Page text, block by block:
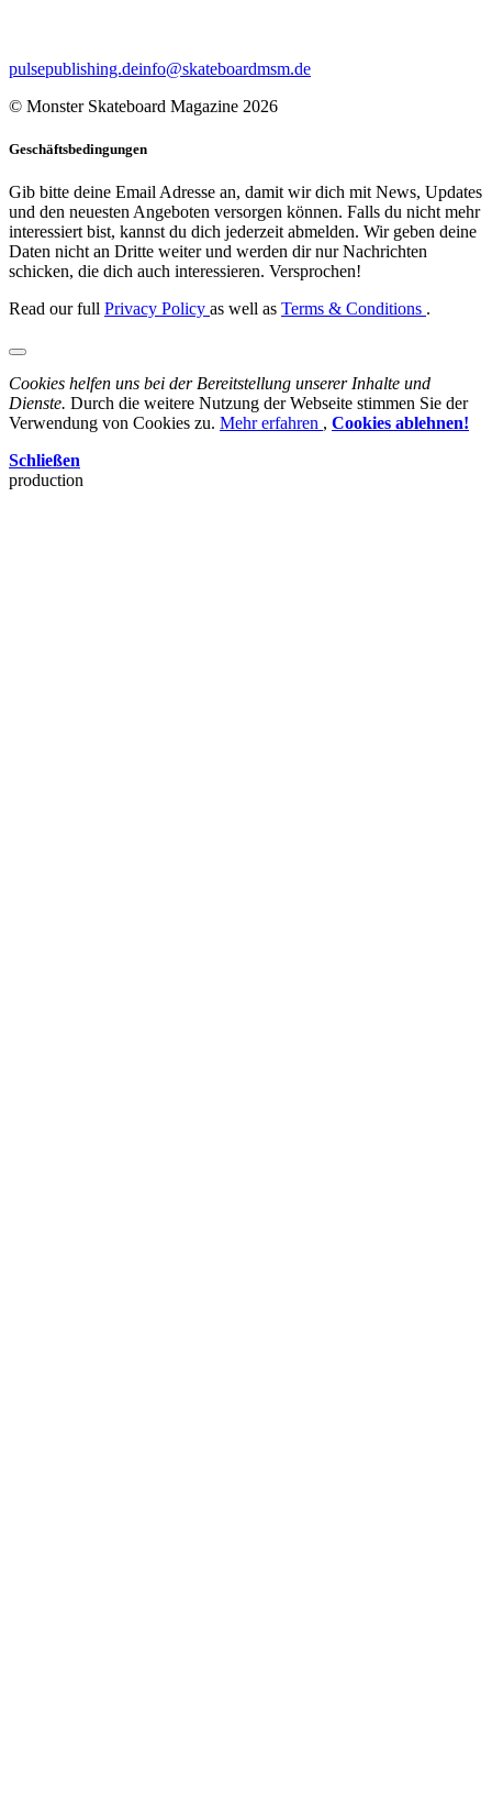
pulsepublishing.deinfo@skateboardmsm.de
© Monster Skateboard Magazine 2026
Geschäftsbedingungen
Gib bitte deine Email Adresse an, damit wir dich mit News, Updates
und den neuesten Angeboten versorgen können. Falls du nicht mehr
interessiert bist, kannst du dich jederzeit abmelden. Wir geben deine
Daten nicht an Dritte weiter und werden dir nur Nachrichten
schicken, die dich auch interessieren. Versprochen!
Read our full Privacy Policy as well as Terms & Conditions .
Cookies helfen uns bei der Bereitstellung unserer Inhalte und
Dienste. Durch die weitere Nutzung der Webseite stimmen Sie der
Verwendung von Cookies zu. Mehr erfahren , Cookies ablehnen!
Schließen
production